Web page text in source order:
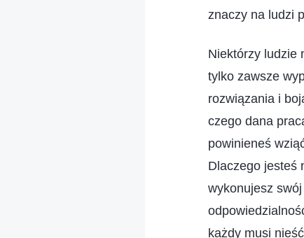
znaczy na ludzi
Niektórzy ludzie
tylko zawsze
rozwiązania i
czego dana
powinieneś
Dlaczego jesteś
wykonujesz
każdy musi